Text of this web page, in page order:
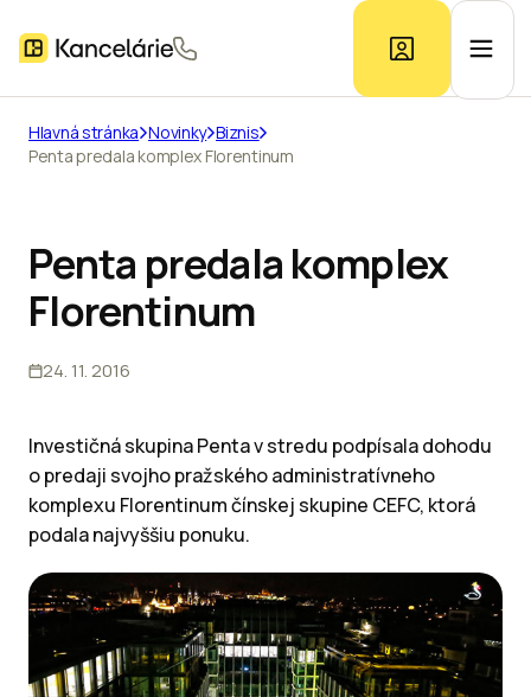
Prieskum trhu
Hlavná stránka Novinky Biznis
Penta predala komplex Florentinum
Penta predala komplex
Florentinum
24. 11. 2016
Investičná skupina Penta v stredu podpísala dohodu
o predaji svojho pražského administratívneho
komplexu Florentinum čínskej skupine CEFC, ktorá
podala najvyššiu ponuku.